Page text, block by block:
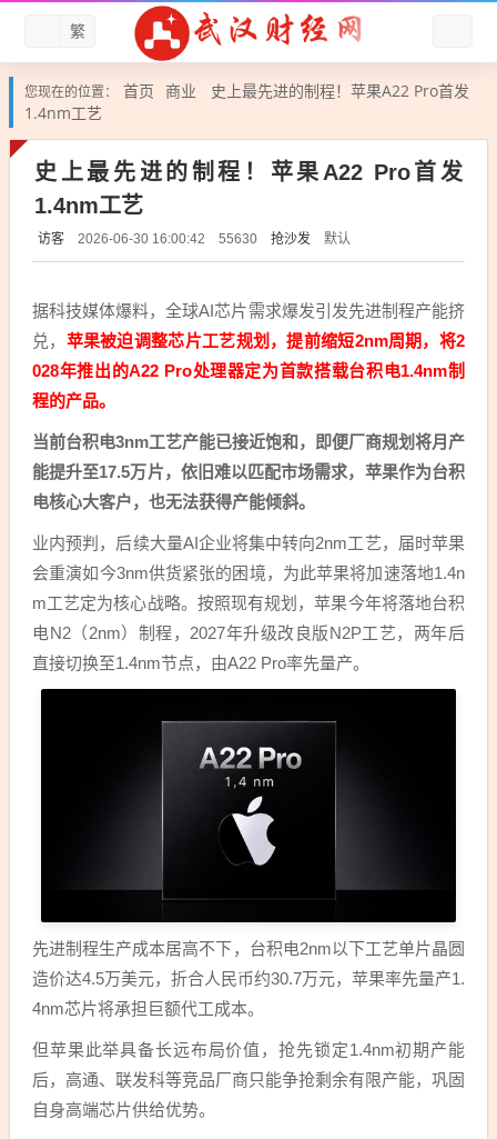
繁
您现在的位置： 首页 商业
史上最先进的制程！苹果A22 Pro首发
1.4nm工艺
史上最先进的制程！苹果A22 Pro首发
1.4nm工艺
访客 2026-06-30 16:00:42 55630 抢沙发 默认
据科技媒体爆料，全球AI芯片需求爆发引发先进制程产能挤
兑， 苹果被迫调整芯片工艺规划，提前缩短2nm周期，将2
028年推出的A22 Pro处理器定为首款搭载台积电1.4nm制
程的产品。
当前台积电3nm工艺产能已接近饱和，即便厂商规划将月产
能提升至17.5万片，依旧难以匹配市场需求，苹果作为台积
电核心大客户，也无法获得产能倾斜。
业内预判，后续大量AI企业将集中转向2nm工艺，届时苹果
会重演如今3nm供货紧张的困境，为此苹果将加速落地1.4n
m工艺定为核心战略。按照现有规划，苹果今年将落地台积
电N2（2nm）制程，2027年升级改良版N2P工艺，两年后
直接切换至1.4nm节点，由A22 Pro率先量产。
先进制程生产成本居高不下，台积电2nm以下工艺单片晶圆
造价达4.5万美元，折合人民币约30.7万元，苹果率先量产1.
4nm芯片将承担巨额代工成本。
但苹果此举具备长远布局价值，抢先锁定1.4nm初期产能
后，高通、联发科等竞品厂商只能争抢剩余有限产能，巩固
自身高端芯片供给优势。